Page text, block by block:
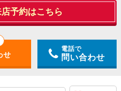
予約はこちら
電話で
問い合わせ